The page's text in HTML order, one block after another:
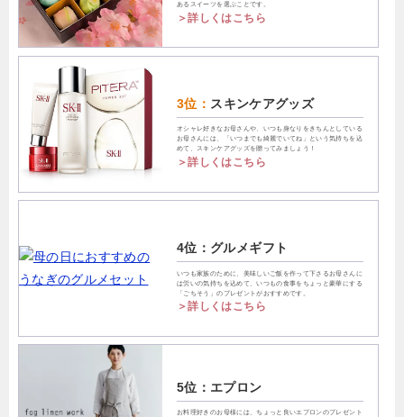
あるスイーツを選ぶことです。
＞詳しくはこちら
3位： スキンケアグッズ
オシャレ好きなお母さんや、いつも身なりをきちんとしている
お母さんには、「いつまでも綺麗でいてね」という気持ちを込
めて、スキンケアグッズを贈ってみましょう！
＞詳しくはこちら
4位：グルメギフト
いつも家族のために、美味しいご飯を作って下さるお母さんに
は労いの気持ちを込めて、いつもの食事をちょっと豪華にする
「ごちそう」のプレゼントがおすすめです。
＞詳しくはこちら
5位：エプロン
お料理好きのお母様には、ちょっと良いエプロンのプレゼント